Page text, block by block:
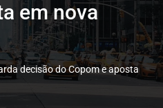
em nova
decisão do Copom e aposta